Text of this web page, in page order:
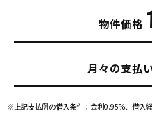
物件価格
月々の支払
※上記支払例の借入条件：金利0.95%、借入